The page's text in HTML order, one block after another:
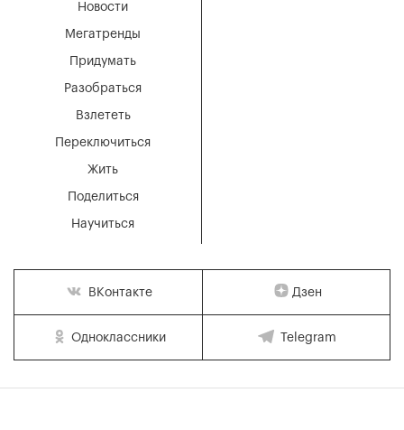
Мегатренды
Придумать
Разобраться
Взлететь
Новости
Переключиться
Жить
Поделиться
Научиться
ВКонтакте Дзен
Одноклассники Telegram